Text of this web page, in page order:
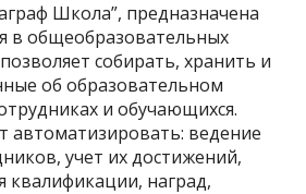
Школа”, предназначена
в общеобразовательных
собирать, хранить и
об образовательном
и обучающихся.
автоматизировать: ведение
учет их достижений,
квалификации, наград,